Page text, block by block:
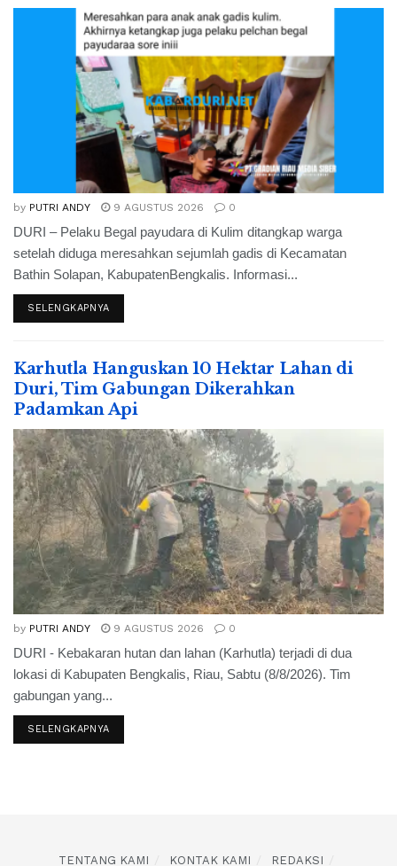
by PUTRI ANDY 9 AGUSTUS 2026 0
DURI – Pelaku Begal payudara di Kulim ditangkap warga
setelah diduga meresahkan sejumlah gadis di Kecamatan
Bathin Solapan, KabupatenBengkalis. Informasi...
SELENGKAPNYA
Karhutla Hanguskan 10 Hektar Lahan di
Duri, Tim Gabungan Dikerahkan
Padamkan Api
by PUTRI ANDY 9 AGUSTUS 2026 0
DURI - Kebakaran hutan dan lahan (Karhutla) terjadi di dua
lokasi di Kabupaten Bengkalis, Riau, Sabtu (8/8/2026). Tim
gabungan yang...
SELENGKAPNYA
TENTANG KAMI KONTAK KAMI REDAKSI